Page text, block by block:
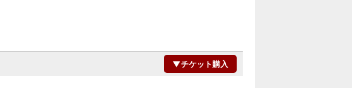
▼チケット購入